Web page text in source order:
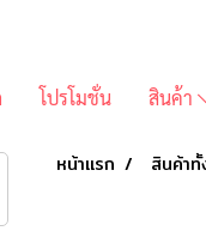
โปรโมชั่น สินค้า
หน้าแรก สินค้า